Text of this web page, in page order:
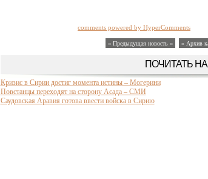
comments powered by HyperComments
« Предыдущая новость « » Архив
ПОЧИТАТЬ
Кризис в Сирии достиг момента истины – Могерини
Повстанцы переходят на сторону Асада – СМИ
Саудовская Аравия готова ввести войска в Сирию